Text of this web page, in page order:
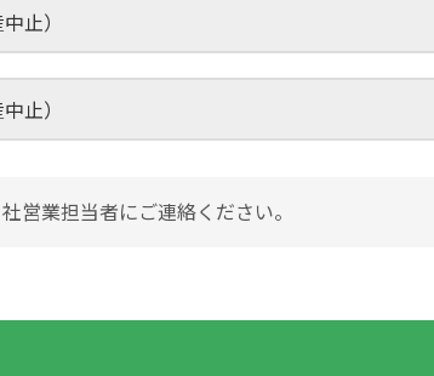
止）
止）
営業担当者にご連絡ください。